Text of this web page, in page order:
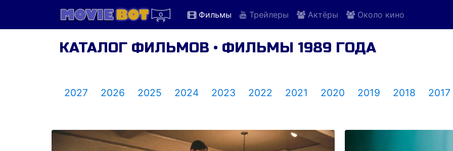
Фильмы Трейлеры Актёры Около кино
КАТАЛОГ ФИЛЬМОВ • ФИЛЬМЫ 1989 ГОДА
2027 2026 2025 2024 2023 2022 2021 2020 2019 2018 2017